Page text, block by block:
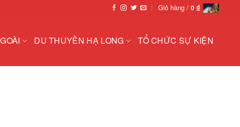
Giỏ hàng / 0 ₫
DU THUYỀN HẠ LONG TỔ CHỨC SỰ KIỆN